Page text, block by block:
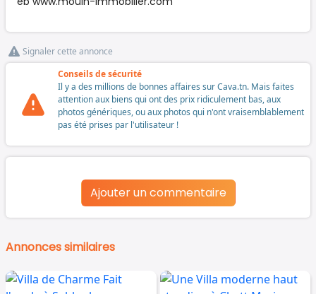
Signaler cette annonce
Conseils de sécurité
Il y a des millions de bonnes affaires sur Cava.tn. Mais faites
attention aux biens qui ont des prix ridiculement bas, aux
photos génériques, ou aux photos qui n'ont vraisemblablement
pas été prises par l'utilisateur !
Ajouter un commentaire
Annonces similaires